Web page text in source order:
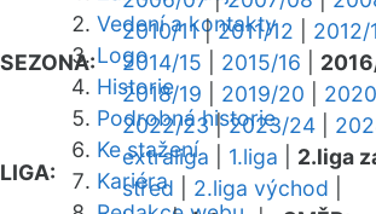
Vedení a kontakty
Logo
Historie
Podrobná historie
Ke stažení
Kariéra
SEZONA:
2010/11|2011/12 2012/
2014/15
2015/16
2018/19
2019/20
2022/23|2023/24
LIGA:
extraliga 1.liga 2.liga
střed
2.liga východ